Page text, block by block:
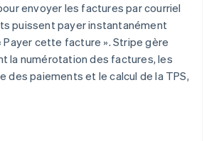
envoyer les factures par courriel
puissent payer instantanément
Payer cette facture ». Stripe gère
la numérotation des factures, les
des paiements et le calcul de la TPS,